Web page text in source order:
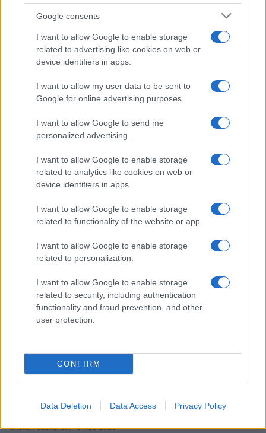
Google consents
I want to allow Google to enable storage
related to advertising like cookies on web or
device identifiers in apps.
I want to allow my user data to be sent to
Google for online advertising purposes.
I want to allow Google to send me
personalized advertising.
I want to allow Google to enable storage
related to analytics like cookies on web or
device identifiers in apps.
I want to allow Google to enable storage
related to functionality of the website or app.
I want to allow Google to enable storage
related to personalization.
I want to allow Google to enable storage
related to security, including authentication
functionality and fraud prevention, and other
user protection.
CONFIRM
Data Deletion Data Access Privacy Policy
LIFESTYLE
Copenhagen Fashion Week SS27: le novità che stanno
Cristian Castiglioni · 8 Ago 2026
Scopri Rocca San Giovanni, il borgo abruzzese tra
Cristian Castiglioni · 8 Ago 2026